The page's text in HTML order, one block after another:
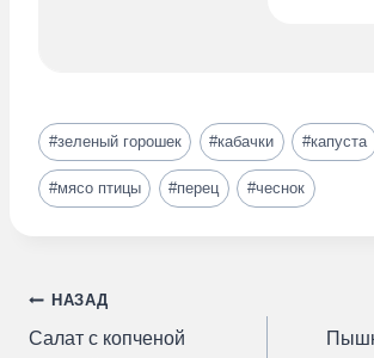
Метки
записи:
#зеленый горошек #кабачки #капуста
#мясо птицы #перец #чеснок
Навигация
НАЗАД
Салат с копченой